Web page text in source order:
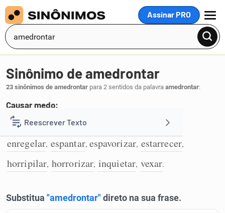
Assinar PRO
MENU
Reescrever Texto
Resumir Texto
Detector de IA
Sinônimo de amedrontar
23 sinônimos de amedrontar para 2 sentidos da palavra amedrontar:
Causar medo:
1 ameaçar,arrolhar cominar
enregelar, espantar, espavorizar, estarrecer,
horripilar, horrorizar, inquietar, vexar.